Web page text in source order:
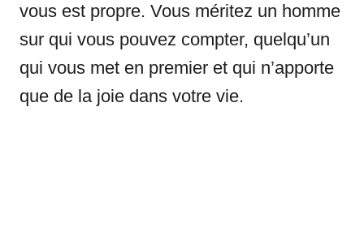
vous est propre. Vous méritez un homme
sur qui vous pouvez compter, quelqu’un
qui vous met en premier et qui n’apporte
que de la joie dans votre vie.